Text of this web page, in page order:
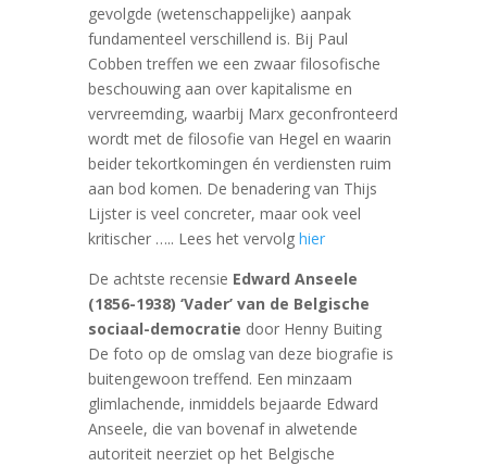
gevolgde (wetenschappelijke) aanpak
fundamenteel verschillend is. Bij Paul
Cobben treffen we een zwaar filosofische
beschouwing aan over kapitalisme en
vervreemding, waarbij Marx geconfronteerd
wordt met de filosofie van Hegel en waarin
beider tekortkomingen ‎‎én verdiensten ruim
aan bod komen. De benadering van Thijs
Lijster is veel concreter, maar ook veel
kritischer ….. Lees het vervolg hier
De achtste recensie Edward Anseele
(1856-1938) ‘Vader’ van de Belgische
sociaal-democratie door Henny Buiting
De foto op de omslag van deze biografie is
buitengewoon treffend. Een minzaam
glimlachende, inmiddels bejaarde Edward
Anseele, die van bovenaf in alwetende
autoriteit neerziet op het Belgische